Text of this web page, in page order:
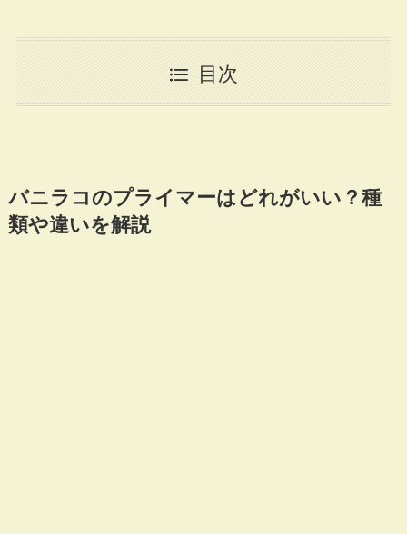
目次
バニラコのプライマーはどれがいい？種
類や違いを解説